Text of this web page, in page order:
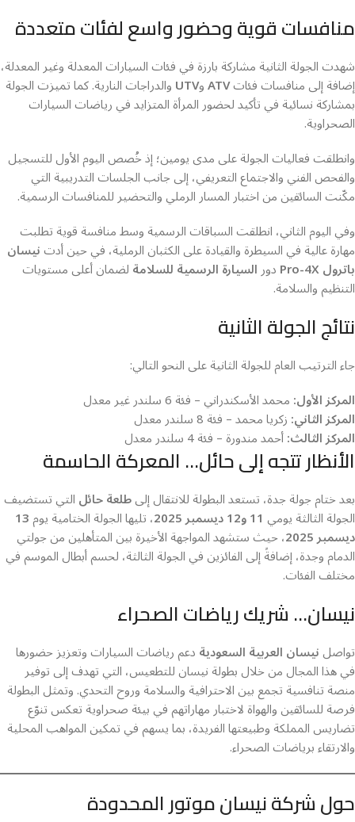
منافسات قوية وحضور واسع لفئات متعددة
شهدت الجولة الثانية مشاركة بارزة في فئات السيارات المعدلة وغير المعدلة،
إضافة إلى منافسات فئاتATVوUTVوالدراجات النارية. كما تميزت الجولة
بمشاركة نسائية في تأكيد لحضور المرأة المتزايد في رياضات السيارات
الصحراوية.
وانطلقت فعاليات الجولة على مدى يومين؛ إذ خُصص اليوم الأول للتسجيل
والفحص الفني والاجتماع التعريفي، إلى جانب الجلسات التدريبية التي
مكّنت السائقين من اختبار المسار الرملي والتحضير للمنافسات الرسمية.
وفي اليوم الثاني، انطلقت السباقات الرسمية وسط منافسة قوية تطلبت
مهارة عالية في السيطرة والقيادة على الكثبان الرملية، في حين أدتنيسان
باترول Pro-4X دورالسيارة الرسمية للسلامةلضمان أعلى مستويات
التنظيم والسلامة.
نتائج الجولة الثانية
جاء الترتيب العام للجولة الثانية على النحو التالي:
المركز الأول:محمد الأسكندراني – فئة 6 سلندر غير معدل
المركز الثاني:زكريا محمد – فئة 8 سلندر معدل
المركز الثالث:أحمد مندورة – فئة 4 سلندر معدل
الأنظار تتجه إلى حائل… المعركة الحاسمة
بعد ختام جولة جدة، تستعد البطولة للانتقال إلىطلعة حائلالتي تستضيف
الجولة الثالثة يومي 11 و12 ديسمبر 2025 ، تليها الجولة الختامية يوم13
ديسمبر 2025 ، حيث ستشهد المواجهة الأخيرة بين المتأهلين من جولتي
الدمام وجدة، إضافةً إلى الفائزين في الجولة الثالثة، لحسم أبطال الموسم في
مختلف الفئات.
نيسان… شريك رياضات الصحراء
تواصلنيسان العربية السعوديةدعم رياضات السيارات وتعزيز حضورها
في هذا المجال من خلال بطولة نيسان للتطعيس، التي تهدف إلى توفير
منصة تنافسية تجمع بين الاحترافية والسلامة وروح التحدي. وتمثل البطولة
فرصة للسائقين والهواة لاختبار مهاراتهم في بيئة صحراوية تعكس تنوّع
تضاريس المملكة وطبيعتها الفريدة، بما يسهم في تمكين المواهب المحلية
والارتقاء برياضات الصحراء.
حول شركة نيسان موتور المحدودة